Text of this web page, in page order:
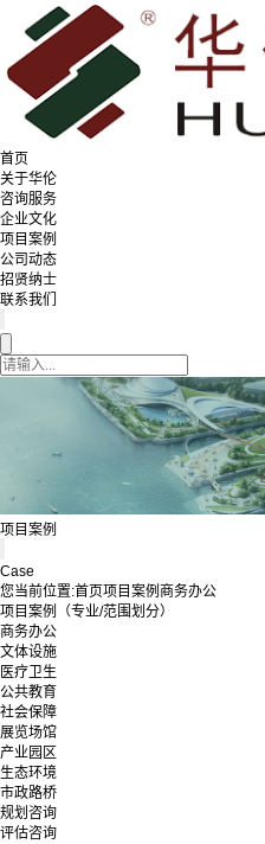
首页
关于华伦
咨询服务
企业文化
项目案例
公司动态
招贤纳士
联系我们
项目案例
Case
您当前位置:首页项目案例 商务办公
项目案例（专业/范围划分）
商务办公
文体设施
医疗卫生
公共教育
社会保障
展览场馆
产业园区
生态环境
市政路桥
规划咨询
评估咨询